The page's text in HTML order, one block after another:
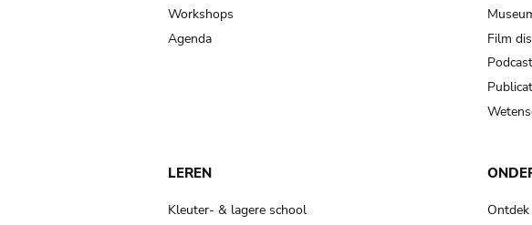
Workshops
Agenda
Film
LEREN
Kleuter- & lagere school